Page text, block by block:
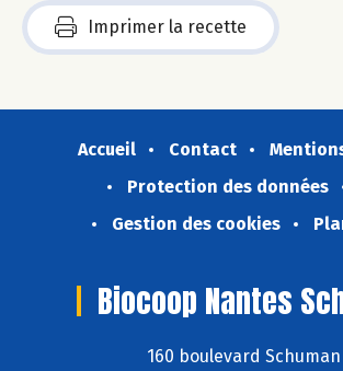
Imprimer la recette
Accueil Contact
Protection des données
Gestion des cookies
Biocoop Nantes
160 boulevard Schuman